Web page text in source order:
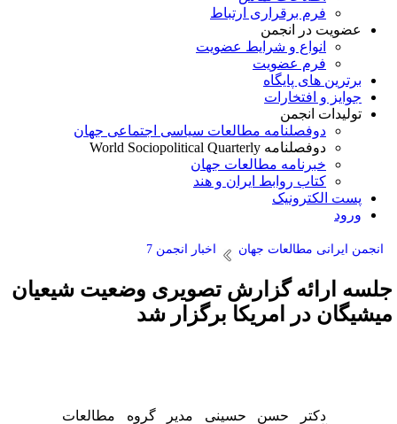
فرم برقراری ارتباط
عضویت در انجمن
انواع و شرایط عضویت
فرم عضویت
برترین های پایگاه
جوایز و افتخارات
تولیدات انجمن
دوفصلنامه مطالعات سیاسی اجتماعی جهان
دوفصلنامه World Sociopolitical Quarterly
خبرنامه مطالعات جهان
کتاب روابط ایران و هند
پست الکترونیک
ورود
انجمن ایرانی مطالعات جهان اخبار انجمن 7
ارائه گزارش تصویری وضعیت شیعیان
در امریکا برگزار شد
دکتر حسن حسینی مدیر گروه مطالعات